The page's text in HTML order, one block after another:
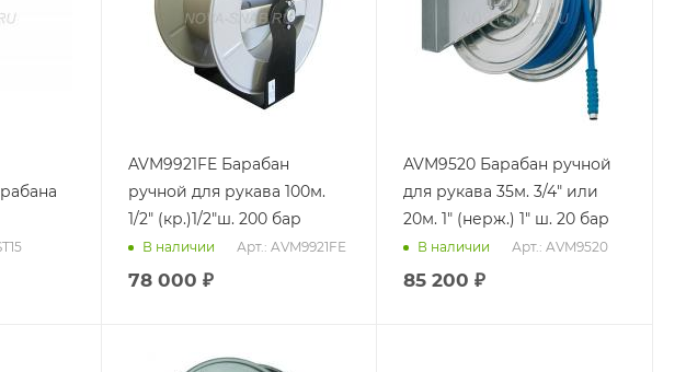
AVM9921FE Барабан
ручной для рукава 100м.
1/2" (кр.)1/2"ш. 200 бар
В наличии Арт.: AVM9921FE
78 000 ₽
AVM9520 Барабан ручной
для рукава 35м. 3/4" или
20м. 1" (нерж.) 1" ш. 20 бар
В наличии Арт.: AVM9520
85 200 ₽